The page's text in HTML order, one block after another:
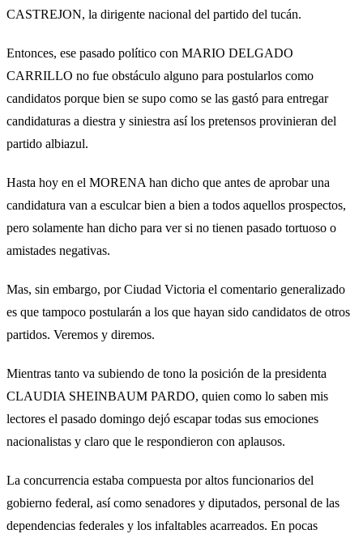
CASTREJON, la dirigente nacional del partido del tucán.
Entonces, ese pasado político con MARIO DELGADO
CARRILLO no fue obstáculo alguno para postularlos como
candidatos porque bien se supo como se las gastó para entregar
candidaturas a diestra y siniestra así los pretensos provinieran del
partido albiazul.
Hasta hoy en el MORENA han dicho que antes de aprobar una
candidatura van a esculcar bien a bien a todos aquellos prospectos,
pero solamente han dicho para ver si no tienen pasado tortuoso o
amistades negativas.
Mas, sin embargo, por Ciudad Victoria el comentario generalizado
es que tampoco postularán a los que hayan sido candidatos de otros
partidos. Veremos y diremos.
Mientras tanto va subiendo de tono la posición de la presidenta
CLAUDIA SHEINBAUM PARDO, quien como lo saben mis
lectores el pasado domingo dejó escapar todas sus emociones
nacionalistas y claro que le respondieron con aplausos.
La concurrencia estaba compuesta por altos funcionarios del
gobierno federal, así como senadores y diputados, personal de las
dependencias federales y los infaltables acarreados. En pocas